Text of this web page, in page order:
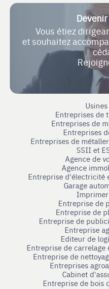
Vous étiez
et souhaitez
Entreprises de
Entreprises de
Entreprises
Entreprises de
SSII et
Agence de
Agence
Entreprise d'électricité
Garage
Entreprise de
Entreprise de
Entreprise de
Entreprise
Editeur de
Entreprise de carrelage
Entreprise de
Entreprises
Cabinet
Entreprise de bois